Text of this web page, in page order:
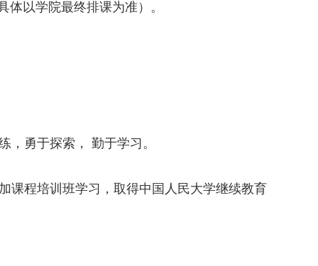
以学院最终排课为准）。
，勇于探索， 勤于学习。
课程培训班学习，取得中国人民大学继续教育